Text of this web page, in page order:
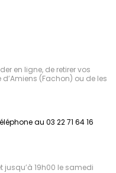
en ligne, de retirer vos
(Fachon) ou de les
au 03 22 71 64 16
jusqu’à 19h00 le samedi